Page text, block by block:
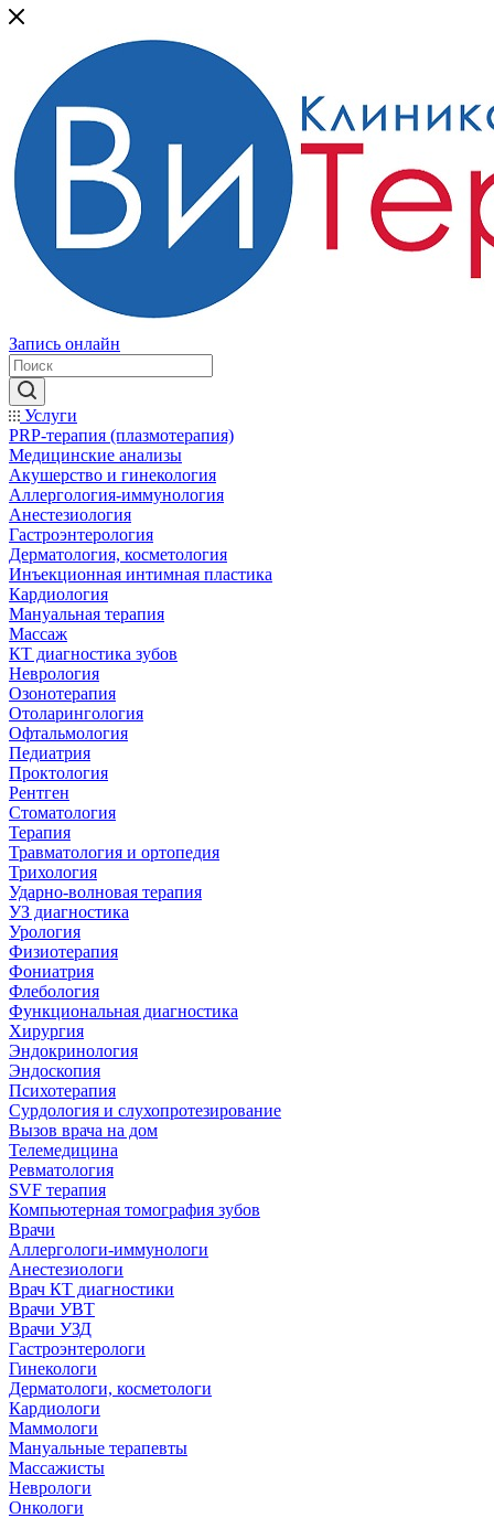
Запись онлайн
Услуги
PRP-терапия (плазмотерапия)
Медицинские анализы
Акушерство и гинекология
Аллергология-иммунология
Анестезиология
Гастроэнтерология
Дерматология, косметология
Инъекционная интимная пластика
Кардиология
Мануальная терапия
Массаж
КТ диагностика зубов
Неврология
Озонотерапия
Отоларингология
Офтальмология
Педиатрия
Проктология
Рентген
Стоматология
Терапия
Травматология и ортопедия
Трихология
Ударно-волновая терапия
УЗ диагностика
Урология
Физиотерапия
Фониатрия
Флебология
Функциональная диагностика
Хирургия
Эндокринология
Эндоскопия
Психотерапия
Сурдология и слухопротезирование
Вызов врача на дом
Телемедицина
Ревматология
SVF терапия
Компьютерная томография зубов
Врачи
Аллергологи-иммунологи
Анестезиологи
Врач КТ диагностики
Врачи УВТ
Врачи УЗД
Гастроэнтерологи
Гинекологи
Дерматологи, косметологи
Кардиологи
Маммологи
Мануальные терапевты
Массажисты
Неврологи
Онкологи